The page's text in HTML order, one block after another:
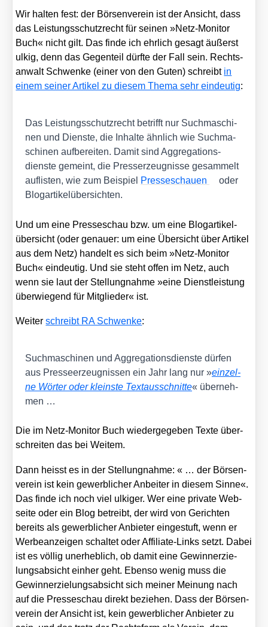
Wir hal­ten fest: der Bör­sen­ver­ein ist der Ansicht, dass
das Leis­tungs­schutz­recht für sei­nen »Netz-Moni­tor
Buch« nicht gilt. Das fin­de ich ehr­lich gesagt äußerst
ulkig, denn das Gegen­teil dürf­te der Fall sein. Rechts­
an­walt Schwen­ke (einer von den Guten) schreibt in
einem sei­ner Arti­kel zu die­sem The­ma sehr ein­deu­tig:
Das Leis­tungs­schutz­recht betrifft nur Such­ma­schi­
nen und Diens­te, die Inhal­te ähn­lich wie Such­ma­
schi­nen auf­be­rei­ten. Damit sind Aggre­ga­ti­ons­
diens­te gemeint, die Pres­ser­zeug­nis­se gesam­melt
auf­lis­ten, wie zum Bei­spiel Pres­se­schau­en
oder
Blog­ar­ti­kel­über­sich­ten.
Und um eine Pres­se­schau bzw. um eine Blog­ar­ti­kel­
über­sicht (oder genau­er: um eine Über­sicht über Arti­kel
aus dem Netz) han­delt es sich beim »Netz-Moni­tor
Buch« ein­deu­tig. Und sie steht offen im Netz, auch
wenn sie laut der Stel­lung­nah­me »eine Dienst­leis­tung
über­wie­gend für Mit­glie­der« ist.
Wei­terschreibt RA Schwen­ke:
Such­ma­schi­nen und Aggre­ga­ti­ons­diens­te dür­fen
aus Pres­se­er­zeug­nis­sen ein Jahr lang nur »ein­zel­
ne Wör­ter oder kleins­te Text­aus­schnit­te« über­neh­
men …
Die im Netz-Moni­tor Buch wie­der­ge­ge­ben Tex­te über­
schrei­ten das bei Wei­tem.
Dann heisst es in der Stel­lung­nah­me: « … der Bör­sen­
ver­ein ist kein gewerb­li­cher Anbei­ter in die­sem Sin­ne«.
Das fin­de ich noch viel ulki­ger. Wer eine pri­va­te Web­
sei­te oder ein Blog betreibt, der wird von Gerich­ten
bereits als gewerb­li­cher Anbie­ter ein­ge­stuft, wenn er
Wer­be­an­zei­gen schal­tet oder Affi­lia­te-Links setzt. Dabei
ist es völ­lig uner­heb­lich, ob damit eine Gewinn­erzie­
lungs­ab­sicht ein­her geht. Eben­so wenig muss die
Gewinn­erzie­lungs­ab­sicht sich mei­ner Mei­nung nach
auf die Pres­se­schau direkt bezie­hen. Dass der Bör­sen­
ver­ein der Ansicht ist, kein gewerb­li­cher Anbie­ter zu